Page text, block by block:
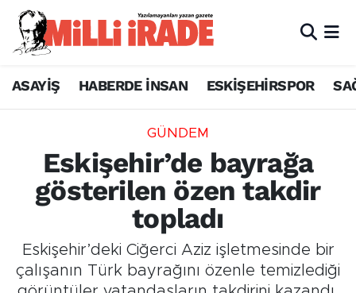
ASAYİŞ HABERDE İNSAN ESKİŞEHİRSPOR
GÜNDEM
Eskişehir’de bayrağa
gösterilen özen takdir
topladı
Eskişehir’deki Ciğerci Aziz işletmesinde bir
çalışanın Türk bayrağını özenle temizlediği